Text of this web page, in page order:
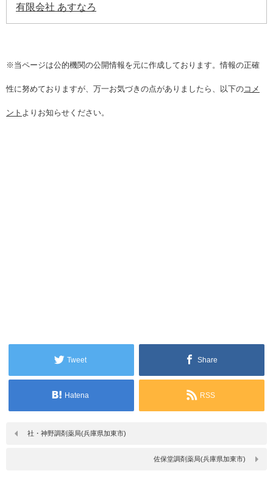
有限会社 あすなろ
※当ページは公的機関の公開情報を元に作成しております。情報の正確
性に努めておりますが、万一お気づきの点がありましたら、以下のコメ
ント よりお知らせください。
Tweet Share
Hatena RSS
社・神野調剤薬局(兵庫県加東市)
佐保堂調剤薬局(兵庫県加東市)